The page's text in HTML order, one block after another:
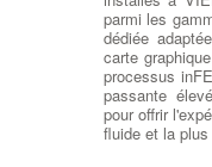
parmi les
dédiée
carte
processus
passante
pour offrir
fluide et la